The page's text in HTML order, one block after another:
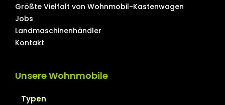
Größte Vielfalt von Wohnmobil-Kastenwagen
Jobs
Landmaschinenhändler
Kontakt
Unsere Wohnmobile
Typen